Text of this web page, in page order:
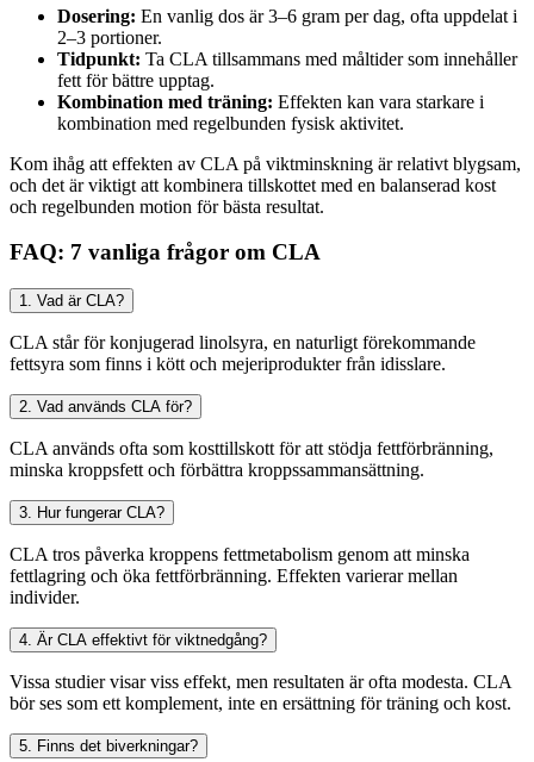
Dosering: En vanlig dos är 3–6 gram per dag, ofta uppdelat i
2–3 portioner.
Tidpunkt: Ta CLA tillsammans med måltider som innehåller
fett för bättre upptag.
Kombination med träning: Effekten kan vara starkare i
kombination med regelbunden fysisk aktivitet.
Kom ihåg att effekten av CLA på viktminskning är relativt blygsam,
och det är viktigt att kombinera tillskottet med en balanserad kost
och regelbunden motion för bästa resultat.
FAQ: 7 vanliga frågor om CLA
1. Vad är CLA?
CLA står för konjugerad linolsyra, en naturligt förekommande
fettsyra som finns i kött och mejeriprodukter från idisslare.
2. Vad används CLA för?
CLA används ofta som kosttillskott för att stödja fettförbränning,
minska kroppsfett och förbättra kroppssammansättning.
3. Hur fungerar CLA?
CLA tros påverka kroppens fettmetabolism genom att minska
fettlagring och öka fettförbränning. Effekten varierar mellan
individer.
4. Är CLA effektivt för viktnedgång?
Vissa studier visar viss effekt, men resultaten är ofta modesta. CLA
bör ses som ett komplement, inte en ersättning för träning och kost.
5. Finns det biverkningar?